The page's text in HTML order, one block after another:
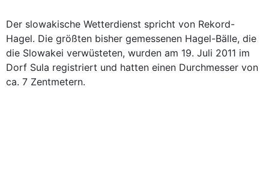
Der slowakische Wetterdienst spricht von Rekord-
Hagel. Die größten bisher gemessenen Hagel-Bälle, die
die Slowakei verwüsteten, wurden am 19. Juli 2011 im
Dorf Sula registriert und hatten einen Durchmesser von
ca. 7 Zentmetern.